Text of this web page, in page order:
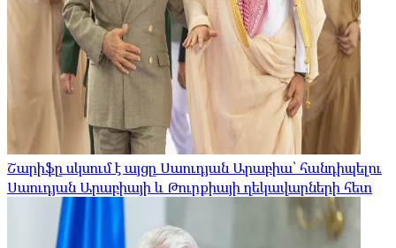
Շարիֆը սկսում է այցը Սաուդյան Արաբիա՝ հանդիպելու
Սաուդյան Արաբիայի և Թուրքիայի ղեկավարների հետ